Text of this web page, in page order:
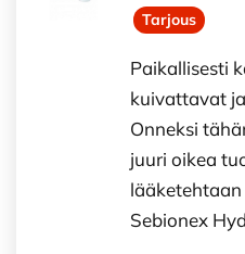
Tarjous
Paikallisesti
kuivattavat
Onneksi
juuri oikea
Sebionex